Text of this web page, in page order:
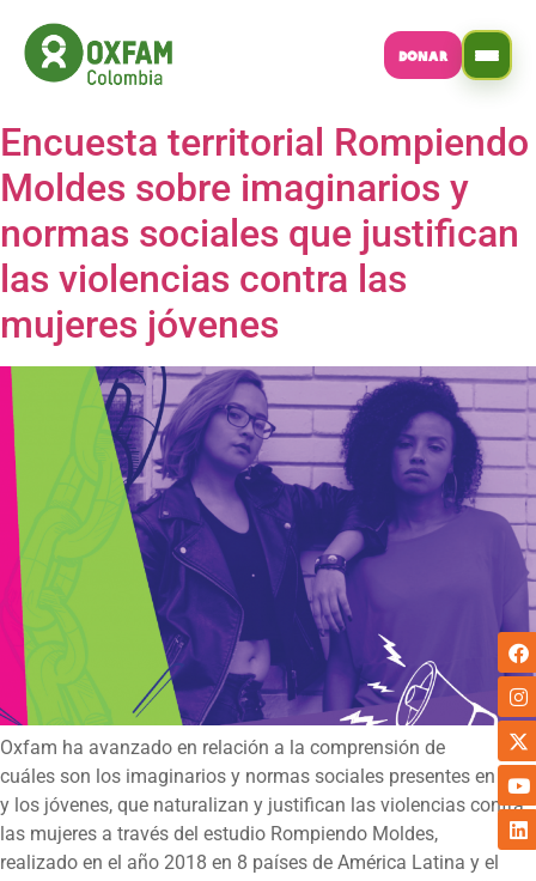
DONAR
Encuesta territorial Rompiendo
Moldes sobre imaginarios y
normas sociales que justifican
las violencias contra las
mujeres jóvenes
Oxfam ha avanzado en relación a la comprensión de
cuáles son los imaginarios y normas sociales presentes en las
y los jóvenes, que naturalizan y justifican las violencias contra
las mujeres a través del estudio Rompiendo Moldes,
realizado en el año 2018 en 8 países de América Latina y el